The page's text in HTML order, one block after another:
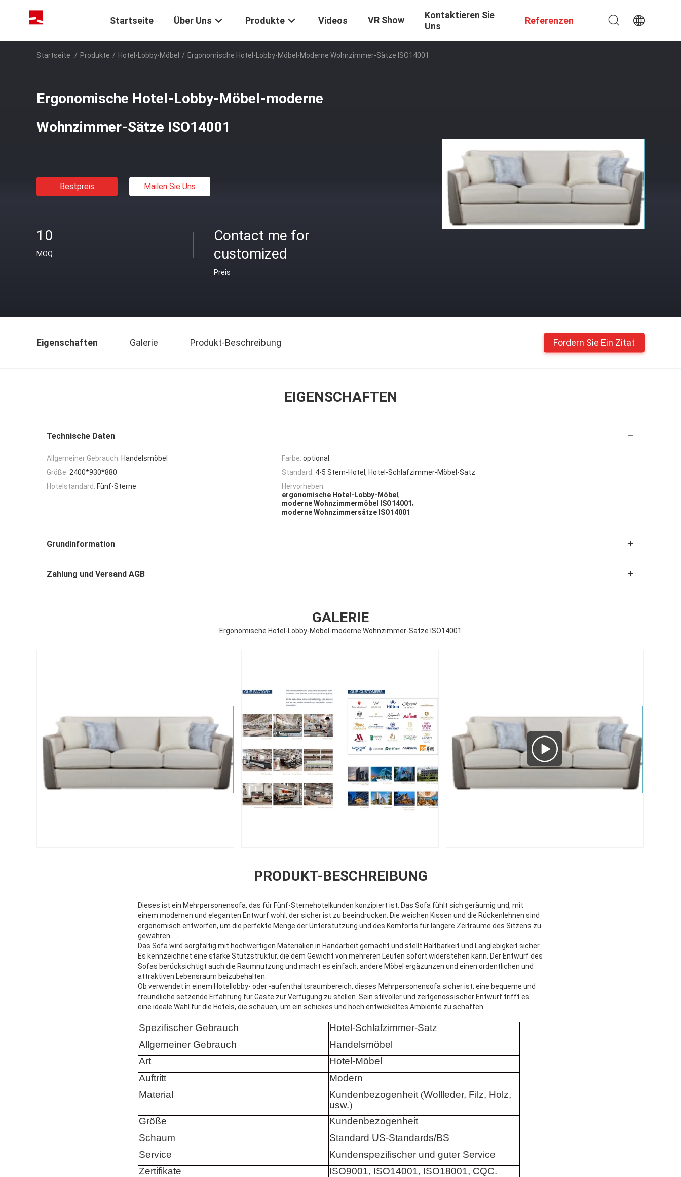
Startseite Über Uns Produkte Videos VR Show
Kontaktieren Sie
Uns
Referenzen
Startseite / Produkte / Hotel-Lobby-Möbel / Ergonomische Hotel-Lobby-Möbel-Moderne Wohnzimmer-Sätze ISO14001
Ergonomische Hotel-Lobby-Möbel-moderne
Wohnzimmer-Sätze ISO14001
Bestpreis Mailen Sie Uns
10
MOQ
Contact me for
customized
Preis
Eigenschaften Galerie Produkt-Beschreibung Fordern Sie Ein Zitat
EIGENSCHAFTEN
Technische Daten
Allgemeiner Gebrauch: Handelsmöbel Farbe: optional
Größe: 2400*930*880 Standard: 4-5 Stern-Hotel, Hotel-Schlafzimmer-Möbel-Satz
Hotelstandard: Fünf-Sterne
Hervorheben:
ergonomische Hotel-Lobby-Möbel ,
moderne Wohnzimmermöbel ISO14001,
moderne Wohnzimmersätze ISO14001
Grundinformation
Zahlung und Versand AGB
GALERIE
Ergonomische Hotel-Lobby-Möbel-moderne Wohnzimmer-Sätze ISO14001
PRODUKT-BESCHREIBUNG
Dieses ist ein Mehrpersonensofa, das für Fünf-Sternehotelkunden konzipiert ist. Das Sofa fühlt sich geräumig und, mit
einem modernen und eleganten Entwurf wohl, der sicher ist zu beeindrucken. Die weichen Kissen und die Rückenlehnen sind
ergonomisch entworfen, um die perfekte Menge der Unterstützung und des Komforts für längere Zeiträume des Sitzens zu
gewähren.
Das Sofa wird sorgfältig mit hochwertigen Materialien in Handarbeit gemacht und stellt Haltbarkeit und Langlebigkeit sicher.
Es kennzeichnet eine starke Stützstruktur, die dem Gewicht von mehreren Leuten sofort widerstehen kann. Der Entwurf des
Sofas berücksichtigt auch die Raumnutzung und macht es einfach, andere Möbel ergäzunzen und einen ordentlichen und
attraktiven Lebensraum beizubehalten.
Ob verwendet in einem Hotellobby- oder -aufenthaltsraumbereich, dieses Mehrpersonensofa sicher ist, eine bequeme und
freundliche setzende Erfahrung für Gäste zur Verfügung zu stellen. Sein stilvoller und zeitgenössischer Entwurf trifft es
eine ideale Wahl für die Hotels, die schauen, um ein schickes und hoch entwickeltes Ambiente zu schaffen.
Spezifischer Gebrauch
Hotel-Schlafzimmer-Satz
Allgemeiner Gebrauch
Handelsmöbel
Art
Hotel-Möbel
Auftritt
Modern
Material
Kundenbezogenheit (Wollleder, Filz, Holz,
usw.)
Größe
Kundenbezogenheit
Schaum
Standard US-Standards/BS
Service
Kundenspezifischer und guter Service
Zertifikate
ISO9001, ISO14001, ISO18001, CQC.